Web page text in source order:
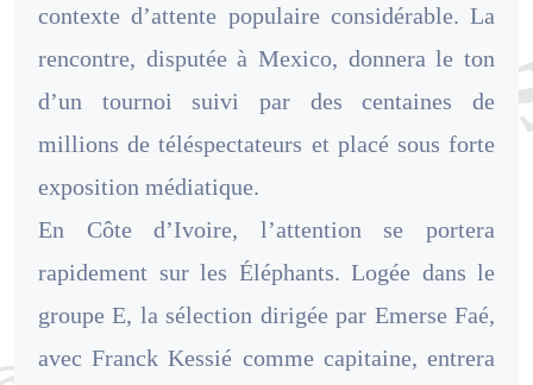
contexte d’attente populaire considérable. La
rencontre, disputée à Mexico, donnera le ton
d’un tournoi suivi par des centaines de
millions de téléspectateurs et placé sous forte
exposition médiatique.
En Côte d’Ivoire, l’attention se portera
rapidement sur les Éléphants. Logée dans le
groupe E, la sélection dirigée par Emerse Faé,
avec Franck Kessié comme capitaine, entrera